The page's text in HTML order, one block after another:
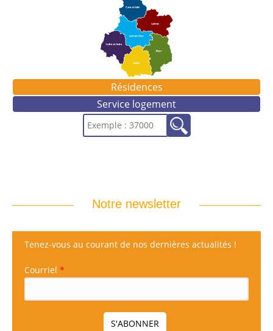
Résidences
Service logement
Notre newsletter
Tenez-vous au courant de nos dernières actualités !
Courriel *